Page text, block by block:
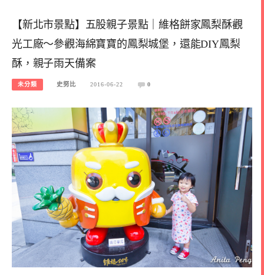
【新北市景點】五股親子景點｜維格餅家鳳梨酥觀
光工廠～參觀海綿寶寶的鳳梨城堡，還能DIY鳳梨
酥，親子雨天備案
未分類 史努比 2016-06-22 0